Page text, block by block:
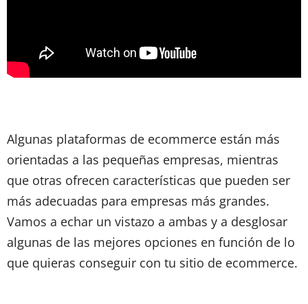
Algunas plataformas de ecommerce están más
orientadas a las pequeñas empresas, mientras
que otras ofrecen características que pueden ser
más adecuadas para empresas más grandes.
Vamos a echar un vistazo a ambas y a desglosar
algunas de las mejores opciones en función de lo
que quieras conseguir con tu sitio de ecommerce.